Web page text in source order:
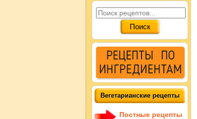
Вегетарианские рецепты
Постные рецепты